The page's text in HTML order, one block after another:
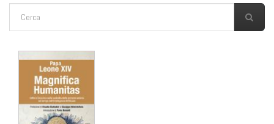
FORM DI RICERCA